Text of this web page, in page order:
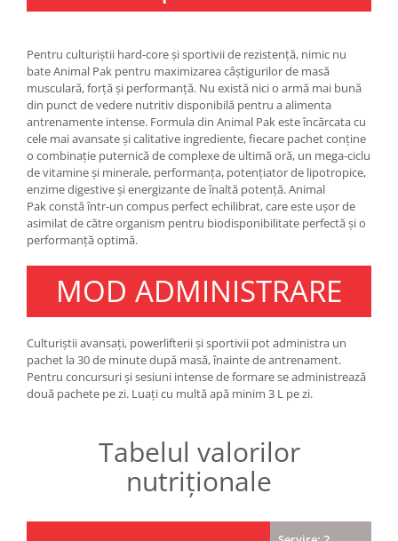
Under Armour
Vitargo
Weider
Zenana
Pentru culturiștii hard-core și sportivii de rezistență, nimic nu
bate Animal Pak pentru maximizarea câștigurilor de masă
musculară, forță și performanță. Nu există nici o armă mai bună
din punct de vedere nutritiv disponibilă pentru a alimenta
antrenamente intense. Formula din Animal Pak este încărcata cu
cele mai avansate și calitative ingrediente, fiecare pachet conține
o combinație puternică de complexe de ultimă oră, un mega-ciclu
de vitamine și minerale, performanța, potențiator de lipotropice,
enzime digestive și energizante de înaltă potență. Animal
Pak constă într-un compus perfect echilibrat, care este ușor de
asimilat de către organism pentru biodisponibilitate perfectă și o
performanță optimă.
MOD ADMINISTRARE
Culturiștii avansați, powerlifterii și sportivii pot administra un
pachet la 30 de minute după masă, înainte de antrenament.
Pentru concursuri și sesiuni intense de formare se administrează
două pachete pe zi. Luați cu multă apă minim 3 L pe zi.
Tabelul valorilor
nutriționale